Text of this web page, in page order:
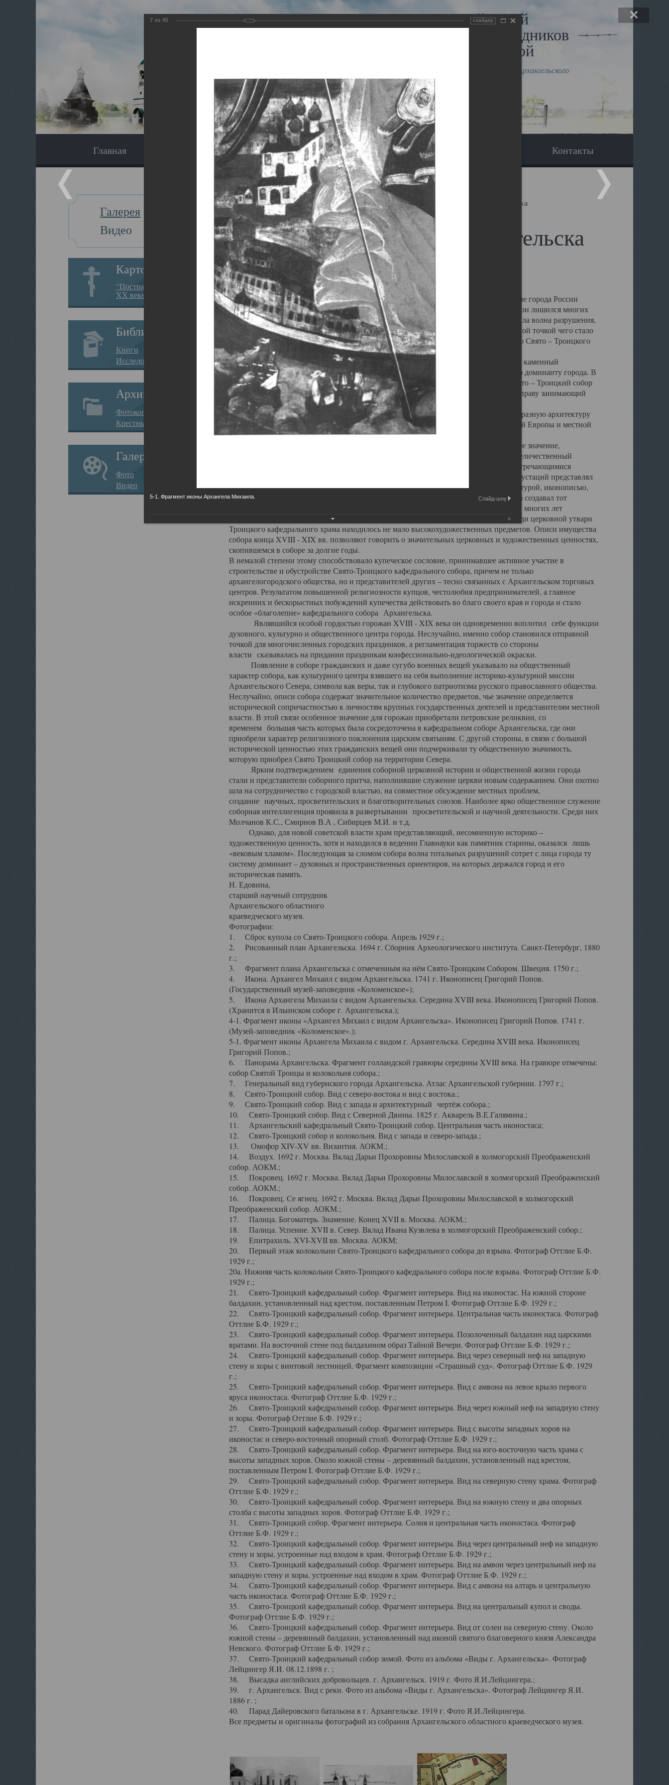
Виртуальный музей
Новомучеников и исповедников
Земли Архангельской
Сайт создан по благословлению митрополита Архангельского
и Холмогорского Даниила
Главная Экскурсия Наследники Галерея Контакты
Галерея
Видео
Картотека
“Пострадавшие за веру в
XX веке на Севере”
Библиотека
Книги
Исследования
Архив
Фотокопии дел
Крестные ходы
Галерея
Фото
Видео
Главная Галерея Храмы-мученики Архангельска Свято-Троицкий собор Архангельска
Свято-Троицкий собор Архангельска
Свято-Троицкий собор Архангельска
23.12.2015
Сегодня мы можем говорить, что Архангельск в большей мере, чем другие губернские города России
пострадал от целенаправленных систематических разрушений, в результате которых он лишился многих
выдающихся памятников архитектуры. Больше всего по старому Архангельску ударила волна разрушения,
вызванная борьбой с религией, набравшая особую силу в конце 20 –х годов. Отправной точкой чего стало
разрушение православного центра архангельской губернии - ансамбля кафедрального Свято – Троицкого
собора Архангельска.
Возникнув в начале XVIII века в центре Архангельска, величественный каменный
двухэтажный Троицкий собор, сразу превратился в зрительную и градостроительную доминанту города. В
XVIII веке по масштабам ему не было равных на Севере. Вплоть до разрушения Свято – Троицкий собор
оставался самым высоким и значительным из городских строений Архангельска, по праву занимающий
второе место, после гостиных дворов, в градостроительной картине Архангельска.
Один из самых больших и светлых соборов России воплотил в себе яркую и своеобразную архитектуру
портового города с отраженными в ней архитектурными течениями России, Западной Европы и местной
архангелогородской школы церковного зодчества.
Масштабность, благолепие и богатство собора, вполне оправдывали его кафедральное значение,
заслуженно выделяя из многочисленных культовых построек города. Обширный и величественный
иконостас украшенный колоннами ионического стиля, с единственными нигде не встречающимися
царскими вратами, изящным фронтоном и множеством резных, символических инкрустаций представлял
собой поистине художественную ценность. В совокупности же с живописью, скульптурой, иконописью,
шитьем, многочисленными предметами церковной утвари интерьер Троицкого храма создавал тот
неповторимый красочный ансамбль декоративного убранства собора, на протяжении многих лет
поражающий воображение своих посетителей. В соборной ризнице, библиотеке, среди церковной утвари
Троицкого кафедрального храма находилось не мало высокохудожественных предметов. Описи имущества
собора конца XVIII - XIX вв. позволяют говорить о значительных церковных и художественных ценностях,
скопившемся в соборе за долгие годы.
В немалой степени этому способствовало купеческое сословие, принимавшее активное участие в
строительстве и обустройстве Свято-Троицкого кафедрального собора, причем не только
архангелогородского общества, но и представителей других – тесно связанных с Архангельском торговых
центров. Результатом повышенной религиозности купцов, честолюбия предпринимателей, а главное
искренних и бескорыстных побуждений купечества действовать во благо своего края и города и стало
особое «благолепие» кафедрального собора Архангельска.
Являвшийся особой гордостью горожан XVIII - XIX века он одновременно воплотил себе функции
духовного, культурно и общественного центра города. Неслучайно, именно собор становился отправной
точкой для многочисленных городских праздников, а регламентация торжеств со стороны
власти сказывалась на придании праздникам конфессионально-идеологической окраски.
Появление в соборе гражданских и даже сугубо военных вещей указывало на общественный
характер собора, как культурного центра взявшего на себя выполнение историко-культурной миссии
Архангельского Севера, символа как веры, так и глубокого патриотизма русского православного общества.
Неслучайно, описи собора содержат значительное количество предметов, чье значение определяется
исторической сопричастностью к личностям крупных государственных деятелей и представителям местной
власти. В этой связи особенное значение для горожан приобретали петровские реликвии, со
временем большая часть которых была сосредоточена в кафедральном соборе Архангельска, где они
приобрели характер религиозного поклонения царским святыням. С другой стороны, в связи с большой
исторической ценностью этих гражданских вещей они подчеркивали ту общественную значимость,
которую приобрел Свято Троицкий собор на территории Севера.
Ярким подтверждением единения соборной церковной истории и общественной жизни города
стали и представители соборного притча, наполнившие служение церкви новым содержанием. Они охотно
шла на сотрудничество с городской властью, на совместное обсуждение местных проблем,
создание научных, просветительских и благотворительных союзов. Наиболее ярко общественное служение
соборная интеллигенция проявила в развертывании просветительской и научной деятельности. Среди них
Молчанов К.С., Смирнов В.А , Сибирцев М.И. и т.д.
Однако, для новой советской власти храм представляющий, несомненную историко –
художественную ценность, хотя и находился в ведении Главнауки как памятник старины, оказался лишь
«вековым хламом». Последующая за сломом собора волна тотальных разрушений сотрет с лица города ту
систему доминант – духовных и пространственных ориентиров, на которых держался город и его
историческая память.
Н. Едовина,
старший научный сотрудник
Архангельского областного
краеведческого музея.
Фотографии:
1. Сброс купола со Свято-Троицкого собора. Апрель 1929 г.;
2. Рисованный план Архангельска. 1694 г. Сборник Археологического института. Санкт-Петербург, 1880
г.;
3. Фрагмент плана Архангельска с отмеченным на нём Свято-Троицким Собором. Швеция. 1750 г.;
4. Икона. Архангел Михаил с видом Архангельска. 1741 г. Иконописец Григорий Попов.
(Государственный музей-заповедник «Коломенское»);
5. Икона Архангела Михаила с видом Архангельска. Середина XVIII века. Иконописец Григорий Попов.
(Хранится в Ильинском соборе г. Архангельска.);
4-1. Фрагмент иконы «Архангел Михаил с видом Архангельска». Иконописец Григорий Попов. 1741 г.
(Музей-заповедник «Коломенское».);
5-1. Фрагмент иконы Архангела Михаила с видом г. Архангельска. Середина XVIII века. Иконописец
Григорий Попов.;
6. Панорама Архангельска. Фрагмент голландской гравюры середины XVIII века. На гравюре отмечены:
собор Святой Троицы и колокольня собора.;
7. Генеральный вид губернского города Архангельска. Атлас Архангельской губернии. 1797 г.;
8. Свято-Троицкий собор. Вид с северо-востока и вид с востока.;
9. Свято-Троицкий собор. Вид с запада и архитектурный чертёж собора.;
10. Свято-Троицкий собор. Вид с Северной Двины. 1825 г. Акварель В.Е.Галямина.;
11. Архангельский кафедральный Свято-Троицкий собор. Центральная часть иконостаса;
12. Свято-Троицкий собор и колокольня. Вид с запада и северо-запада.;
13. Омофор XIV-XV вв. Византия. АОКМ.;
14. Воздух. 1692 г. Москва. Вклад Дарьи Прохоровны Милославской в холмогорский Преображенский
собор. АОКМ.;
15. Покровец. 1692 г. Москва. Вклад Дарьи Прохоровны Милославской в холмогорский Преображенский
собор. АОКМ.;
16. Покровец. Се ягнец. 1692 г. Москва. Вклад Дарьи Прохоровны Милославской в холмогорский
Преображенский собор. АОКМ.;
17. Палица. Богоматерь. Знамение. Конец XVII в. Москва. АОКМ.;
18. Палица. Успение. XVII в. Север. Вклад Ивана Кузвлева в холмогорский Преображенский собор.;
19. Епитрахиль. XVI-XVII вв. Москва. АОКМ;
20. Первый этаж колокольни Свято-Троицкого кафедрального собора до взрыва. Фотограф Оттлие Б.Ф.
1929 г.;
20а. Нижняя часть колокольни Свято-Троицкого кафедрального собора после взрыва. Фотограф Оттлие Б.Ф.
1929 г.;
21. Свято-Троицкий кафедральный собор. Фрагмент интерьера. Вид на иконостас. На южной стороне
балдахин, установленный над крестом, поставленным Петром I. Фотограф Оттлие Б.Ф. 1929 г.;
22. Свято-Троицкий кафедральный собор. Фрагмент интерьера. Центральная часть иконостаса. Фотограф
Оттлие Б.Ф. 1929 г.;
23. Свято-Троицкий кафедральный собор. Фрагмент интерьера. Позолоченный балдахин над царскими
вратами. На восточной стене под балдахином образ Тайной Вечери. Фотограф Оттлие Б.Ф. 1929 г.;
24. Свято-Троицкий кафедральный собор. Фрагмент интерьера. Вид через северный неф на западную
стену и хоры с винтовой лестницей. Фрагмент композиции «Страшный суд». Фотограф Оттлие Б.Ф. 1929
г.;
25. Свято-Троицкий кафедральный собор. Фрагмент интерьера. Вид с амвона на левое крыло первого
яруса иконостаса. Фотограф Оттлие Б.Ф. 1929 г.;
26. Свято-Троицкий кафедральный собор. Фрагмент интерьера. Вид через южный неф на западную стену
и хоры. Фотограф Оттлие Б.Ф. 1929 г.;
27. Свято-Троицкий кафедральный собор. Фрагмент интерьера. Вид с высоты западных хоров на
иконостас и северо-восточный опорный столб. Фотограф Оттлие Б.Ф. 1929 г.;
28. Свято-Троицкий кафедральный собор. Фрагмент интерьера. Вид на юго-восточную часть храма с
высоты западных хоров. Около южной стены – деревянный балдахин, установленный над крестом,
поставленным Петром I. Фотограф Оттлие Б.Ф. 1929 г.;
29. Свято-Троицкий кафедральный собор. Фрагмент интерьера. Вид на северную стену храма. Фотограф
Оттлие Б.Ф. 1929 г.;
30. Свято-Троицкий кафедральный собор. Фрагмент интерьера. Вид на южную стену и два опорных
столба с высоты западных хоров. Фотограф Оттлие Б.Ф. 1929 г.;
31. Свято-Троицкий собор. Фрагмент интерьера. Солия и центральная часть иконостаса. Фотограф
Оттлие Б.Ф. 1929 г.;
32. Свято-Троицкий кафедральный собор. Фрагмент интерьера. Вид через центральный неф на западную
стену и хоры, устроенные над входом в храм. Фотограф Оттлие Б.Ф. 1929 г.;
33. Свято-Троицкий кафедральный собор. Фрагмент интерьера. Вид на амвон через центральный неф на
западную стену и хоры, устроенные над входом в храм. Фотограф Оттлие Б.Ф. 1929 г.;
34. Свято-Троицкий кафедральный собор. Фрагмент интерьера. Вид с амвона на алтарь и центральную
часть иконостаса. Фотограф Оттлие Б.Ф. 1929 г.;
35. Свято-Троицкий кафедральный собор. Фрагмент интерьера. Вид на центральный купол и своды.
Фотограф Оттлие Б.Ф. 1929 г.;
36. Свято-Троицкий кафедральный собор. Фрагмент интерьера. Вид от солеи на северную стену. Около
южной стены – деревянный балдахин, установленный над иконой святого благоверного князя Александра
Невского. Фотограф Оттлие Б.Ф. 1929 г.;
37. Свято-Троицкий кафедральный собор зимой. Фото из альбома «Виды г. Архангельска». Фотограф
Лейцингер Я.И. 08.12.1898 г. ;
38. Высадка английских добровольцев. г. Архангельск. 1919 г. Фото Я.И.Лейцингера.;
39. г. Архангельск. Вид с реки. Фото из альбома «Виды г. Архангельска». Фотограф Лейцингер Я.И.
1886 г. ;
40. Парад Дайеровского батальона в г. Архангельске. 1919 г. Фото Я.И.Лейцингера.
Все предметы и оригиналы фотографий из собрания Архангельского областного краеведческого музея.
7 из 45 слайдер
5-1. Фрагмент иконы Архангела Михаила. Слайд-шоу: